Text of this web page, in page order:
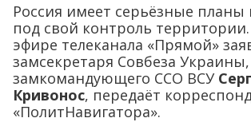
Россия имеет серьёзные планы
под свой контроль
эфире телеканала «Прямой»
замсекретаря Совбеза Украины,
замкомандующего ССО ВСУ
Кривонос, передаёт
«ПолитНавигатора».